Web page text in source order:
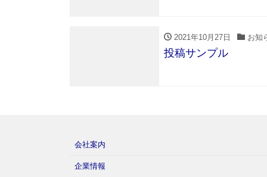
2021年10月27日 お知
投稿サンプル
会社案内
企業情報